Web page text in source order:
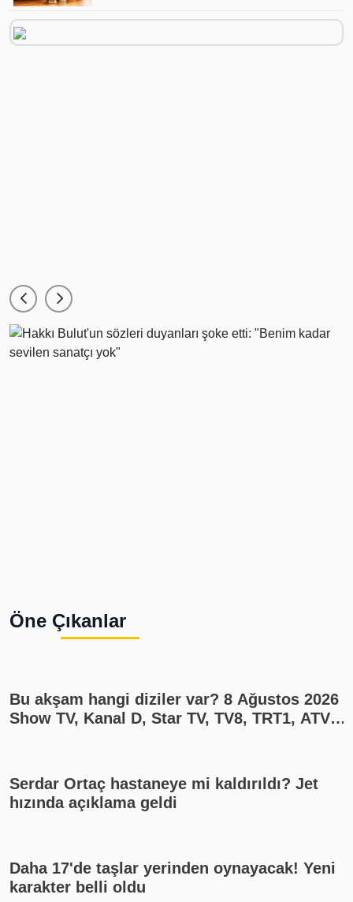
Öne Çıkanlar
Bu akşam hangi diziler var? 8 Ağustos 2026
Show TV, Kanal D, Star TV, TV8, TRT1, ATV
Serdar Ortaç hastaneye mi kaldırıldı? Jet
hızında açıklama geldi
Daha 17'de taşlar yerinden oynayacak! Yeni
karakter belli oldu